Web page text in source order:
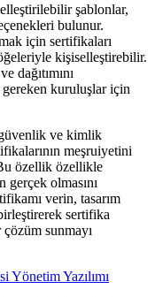
şablonlar,
bulunur.
için sertifikaları
kişiselleştirebilir.
dağıtımını
kuruluşlar için
ve kimlik
meşruiyetini
özellik özellikle
gerçek olmasını
verin, tasarım
sertifika
sunmayı
Yazılımı